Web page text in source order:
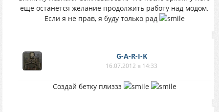
еще останется желание продолжить работу над модом.
Если я не прав, я буду только рад
G-A-R-I-K
16.07.2012 в 14:33
Создай бетку плиззз